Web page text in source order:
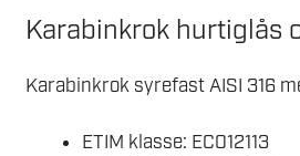
Karabinkrok hurtiglås
Karabinkrok syrefast AISI 316
ETIM klasse: EC012113